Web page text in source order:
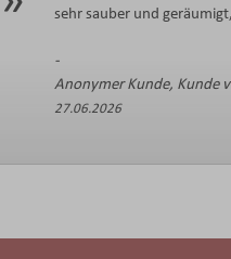
sehr sauber und
Anonymer Kunde, Kunde
27.06.2026